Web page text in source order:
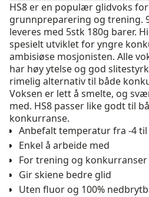
HS8 er en populær glidvoks
grunnpreparering og trening.
leveres med 5stk 180g barer.
spesielt utviklet for yngre
ambisiøse mosjonisten. Alle
har høy ytelse og god
rimelig alternativ til både
Voksen er lett å smelte, og
med. HS8 passer like godt til
konkurranse.
Anbefalt temperatur fra -4 til
Enkel å arbeide med
For trening og konkurranser
Gir skiene bedre glid
Uten fluor og 100%